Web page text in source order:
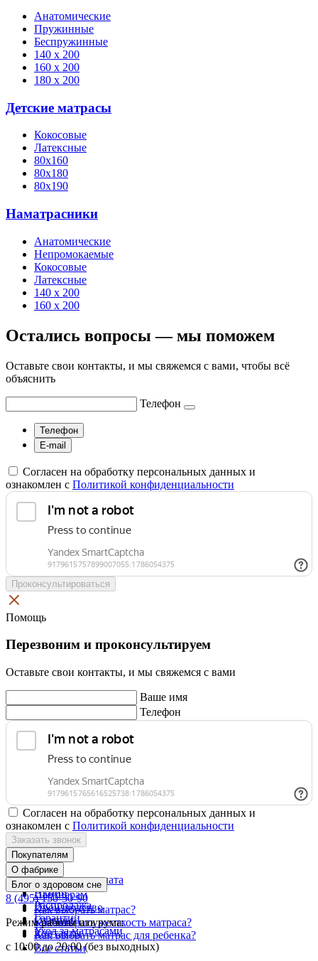
Анатомические
Пружинные
Беспружинные
140 х 200
160 х 200
180 х 200
Детские матрасы
Кокосовые
Латексные
80х160
80х180
80х190
Наматрасники
Анатомические
Непромокаемые
Кокосовые
Латексные
140 х 200
160 х 200
Остались вопросы — мы поможем
Оставьте свои контакты, и мы свяжемся с вами, чтобы всё
объяснить
Телефон
Телефон
E-mail
Согласен на обработку персональных данных и
ознакомлен с Политикой конфиденциальности
Проконсультироваться
Помощь
Перезвоним и проконсультируем
Оставьте свои контакты, и мы свяжемся с вами
Ваше имя
Телефон
Согласен на обработку персональных данных и
ознакомлен с Политикой конфиденциальности
Заказать звонок
Покупателям
Доставка и оплата
Акции
Распродажа
Гарантии
Уход за матрасами
О фабрике
Партнерам
Производство
Отзывы
Контакты
Блог о здоровом сне
Как выбрать матрас?
Как выбрать жесткость матраса?
Как выбрать матрас для ребенка?
Все статьи
8 (495) 150-30-90
Режим работы шоурума:
с 10:00 до 20:00 (без выходных)